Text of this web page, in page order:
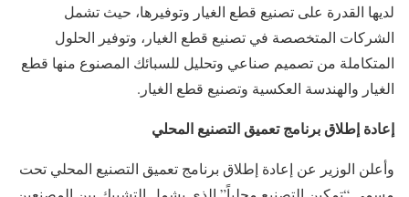
لديها القدرة على تصنيع قطع الغيار وتوفيرها، حيث تشمل
الشركات المتخصصة في تصنيع قطع الغيار، وتوفير الحلول
المتكاملة من تصميم صناعي وتحليل للسبائك المصنوع منها قطع
الغيار والهندسة العكسية وتصنيع قطع الغيار.
إعادة إطلاق برنامج تعميق التصنيع المحلي
وأعلن الوزير عن إعادة إطلاق برنامج تعميق التصنيع المحلي تحت